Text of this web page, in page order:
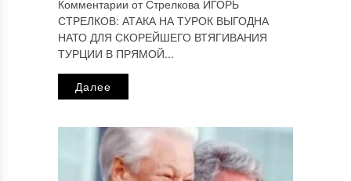
Комментарии от Стрелкова ИГОРЬ
СТРЕЛКОВ: АТАКА НА ТУРОК ВЫГОДНА
НАТО ДЛЯ СКОРЕЙШЕГО ВТЯГИВАНИЯ
ТУРЦИИ В ПРЯМОЙ...
Далее